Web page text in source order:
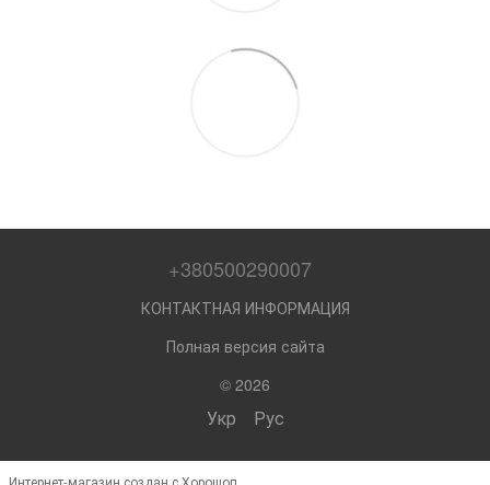
+380500290007
КОНТАКТНАЯ ИНФОРМАЦИЯ
Полная версия сайта
© 2026
Укр Рус
Интернет-магазин создан с Хорошоп